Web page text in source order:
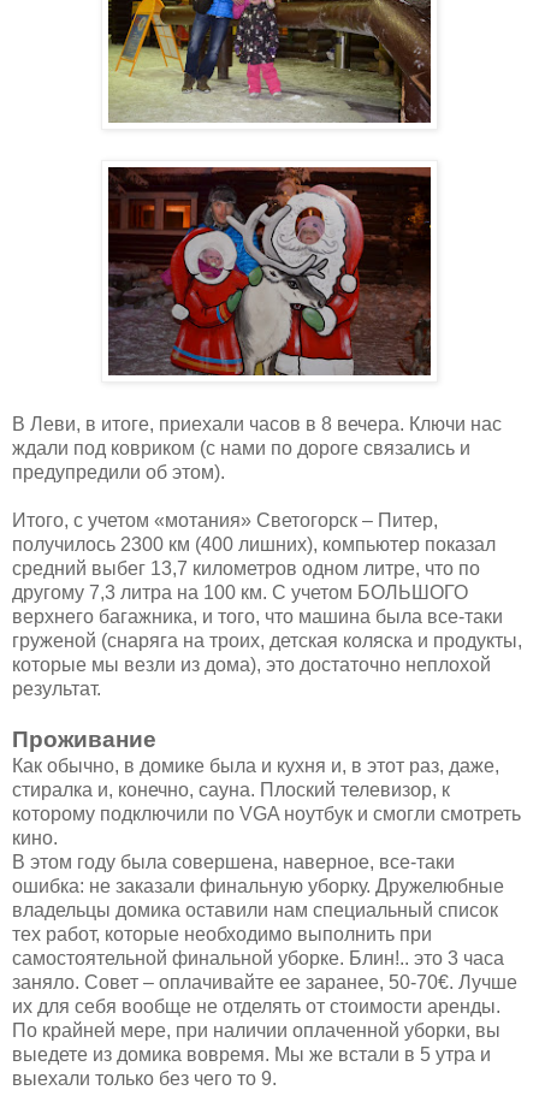
В Леви, в итоге, приехали часов в 8 вечера. Ключи нас
ждали под ковриком (с нами по дороге связались и
предупредили об этом).
Итого, с учетом «мотания» Светогорск – Питер,
получилось 2300 км (400 лишних), компьютер показал
средний выбег 13,7 километров одном литре, что по
другому 7,3 литра на 100 км. С учетом БОЛЬШОГО
верхнего багажника, и того, что машина была все-таки
груженой (снаряга на троих, детская коляска и продукты,
которые мы везли из дома), это достаточно неплохой
результат.
Проживание
Как обычно, в домике была и кухня и, в этот раз, даже,
стиралка и, конечно, сауна. Плоский телевизор, к
которому подключили по VGA ноутбук и смогли смотреть
кино.
В этом году была совершена, наверное, все-таки
ошибка: не заказали финальную уборку. Дружелюбные
владельцы домика оставили нам специальный список
тех работ, которые необходимо выполнить при
самостоятельной финальной уборке. Блин!.. это 3 часа
заняло. Совет – оплачивайте ее заранее, 50-70€. Лучше
их для себя вообще не отделять от стоимости аренды.
По крайней мере, при наличии оплаченной уборки, вы
выедете из домика вовремя. Мы же встали в 5 утра и
выехали только без чего то 9.